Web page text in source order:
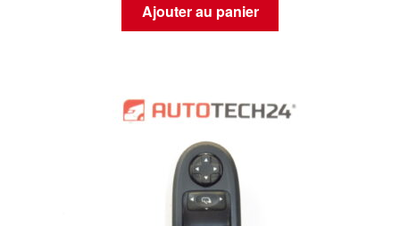
Ajouter au panier